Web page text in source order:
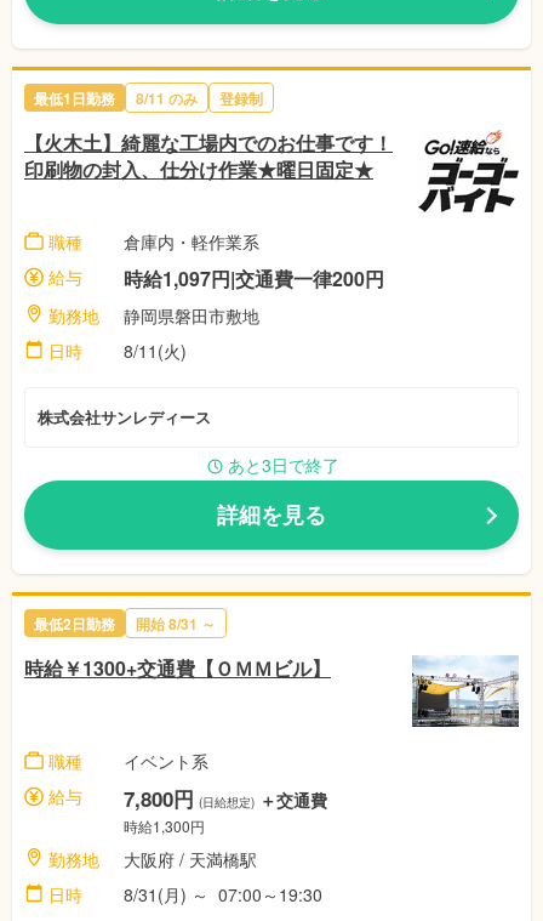
最低1日勤務 8/11 のみ 登録制
【火木土】綺麗な工場内でのお仕事です！
印刷物の封入、仕分け作業★曜日固定★
職種
倉庫内・軽作業系
給与
時給1,097円|交通費一律200円
勤務地
静岡県磐田市敷地
日時
8/11(火)
株式会社サンレディース
あと3日で終了
詳細を見る
最低2日勤務 開始8/31 ～
時給￥1300+交通費【ＯＭＭビル】
職種
イベント系
給与
7,800円 (日給想定) ＋交通費
時給1,300円
勤務地 大阪府 / 天満橋駅
日時
8/31(月) ～ 07:00～19:30